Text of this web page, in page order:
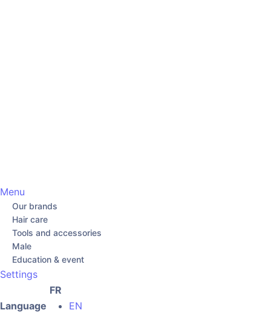
Menu
Our brands
Hair care
Tools and accessories
Male
Education & event
Settings
Language
FR
EN